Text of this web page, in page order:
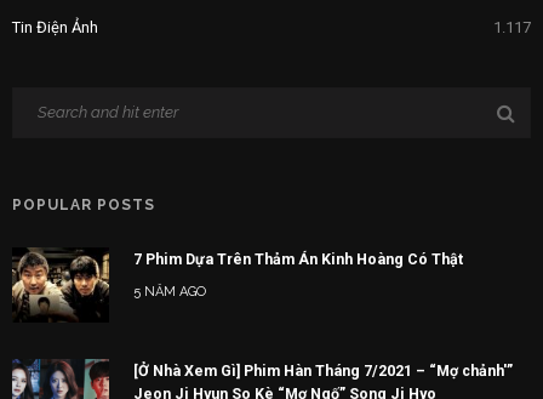
Tin Điện Ảnh 1.117
POPULAR POSTS
7 Phim Dựa Trên Thảm Án Kinh Hoàng Có Thật
5 NĂM AGO
[Ở Nhà Xem Gì] Phim Hàn Tháng 7/2021 – “Mợ chảnh'”
Jeon Ji Hyun So Kè “Mợ Ngố” Song Ji Hyo